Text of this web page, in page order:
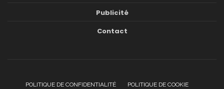
Publicité
Contact
POLITIQUE DE CONFIDENTIALITÉ
POLITIQUE DE COOKIE